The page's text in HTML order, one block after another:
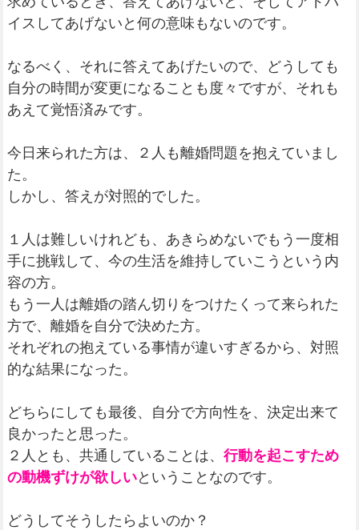
イスしてあげないと何の意味もないのです。
なるべく、それに答えてあげたいので、どうしても
自分の時間が変更になることも度々ですが、それも
あえて覚悟済みです。
今日来られた方は、２人も離婚問題を抱えていまし
た。
しかし、答えが対照的でした。
１人は難しいけれども、あきらめないでもう一度相
手に挑戦して、今の生活を維持していこうという内
容の方。
もう一人は離婚の踏ん切りをつけたくって来られた
方で、離婚を自分で決めた方。
それぞれの抱えている事情が違いすぎるから、対照
的な結果になった。
どちらにしても最後、自分で方向性を、決定出来て
良かったと思った。
２人とも、共通していることは、 行動を起こすため
の動機ずけが欲しいということなのです。
どうしてそうしたらよいのか？